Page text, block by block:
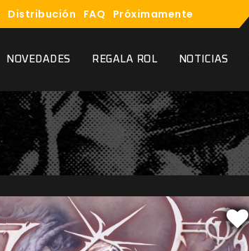
Distribución FAQ Próximamente
NOVEDADES REGALA ROL NOTICIAS